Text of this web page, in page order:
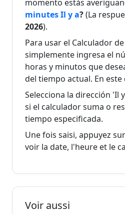
minutes
2026
Il y a 15
minutes
août
2026
minutes
3
août
2026
Il y a 17
minutes
août
2026
3
août
momento estás
minutes Il y a?(La
2026).
Para usar el Calculador
simplemente ingresa el
horas y minutos que
del tiempo actual. En este
Selecciona la dirección 'Il
si el calculador suma o
tiempo especificada.
Une fois saisi, appuyez
voir la date, l'heure et le
Voir aussi